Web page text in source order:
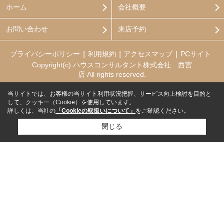
ホーム 会社概要
お問い合わせ 来店予約
プライバシーポリシー 利用規約 アクセスマップ
PCサイト
Copyright(c) ハウスコンサルタント株式会社 西宮
店 All rights reserved.
当サイトでは、お客様の当サイト利用状況把握、サービス向上検討を目的と
して、クッキー（Cookie）を使用しています。
詳しくは、当社の 「Cookieの取扱いについて」 をご確認ください。
閉じる